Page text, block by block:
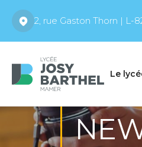
2, rue Gaston Thorn | L-
Le